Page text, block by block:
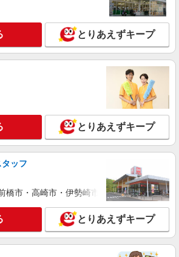
詳細を見る
プション（1314VJ0805G49★77-S-T2）
・加工・食品製造など/日払いOK
詳細を見る
ス/お仕事No/0841758
時給1750円 月収例：259000円以上（残業・休
勤手当て等が含まれています） 交通費全額支
愛知県半田市 ＊車・バイク通勤OK
詳細を見る
とりあえずキープ
とりあえずキープ
ッフ
橋市・高崎市・伊勢崎市・太田市・館林市
とりあえずキープ